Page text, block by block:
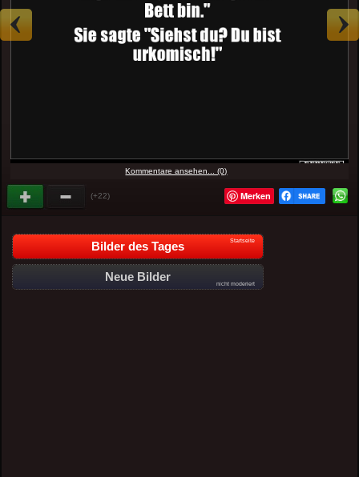
Kommentare ansehen... (0)
(+22) Merken
Bilder des Tages Startseite
Neue Bilder
nicht moderiert